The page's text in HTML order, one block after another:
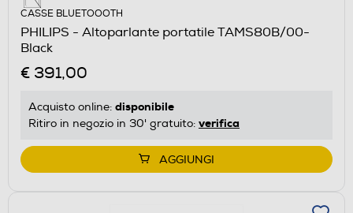
CASSE BLUETOOOTH
PHILIPS - Altoparlante portatile TAMS80B/00-
Black
€ 391,00
Acquisto online: disponibile
Ritiro in negozio in 30' gratuito: verifica
AGGIUNGI